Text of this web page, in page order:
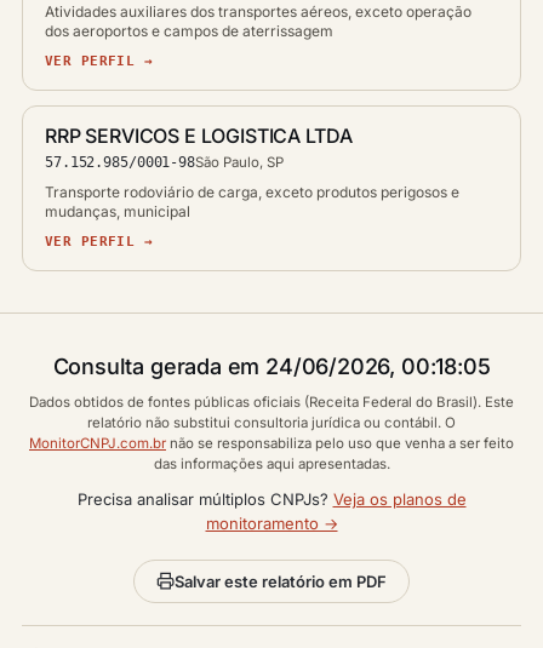
Atividades auxiliares dos transportes aéreos, exceto operação
dos aeroportos e campos de aterrissagem
VER PERFIL →
RRP SERVICOS E LOGISTICA LTDA
57.152.985/0001-98São Paulo, SP
Transporte rodoviário de carga, exceto produtos perigosos e
mudanças, municipal
VER PERFIL →
Consulta gerada em 24/06/2026, 00:18:05
Dados obtidos de fontes públicas oficiais (Receita Federal do Brasil). Este
relatório não substitui consultoria jurídica ou contábil. O
MonitorCNPJ.com.br não se responsabiliza pelo uso que venha a ser feito
das informações aqui apresentadas.
Precisa analisar múltiplos CNPJs? Veja os planos de
monitoramento →
Salvar este relatório em PDF